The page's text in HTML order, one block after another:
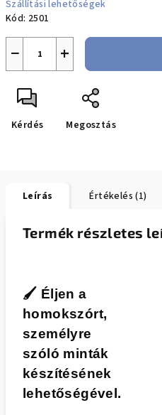
Szállítási lehetőségek
Kód: 2501
+
−
Kérdés Megosztás
Leírás Értékelés (1)
Termék részletes
🖌️ Éljen a
homokszórt,
személyre
szóló minták
készítésének
lehetőségével.